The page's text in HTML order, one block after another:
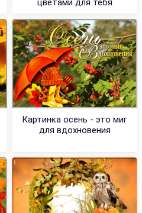
цветами для тебя
Картинка осень - это миг
для вдохновения